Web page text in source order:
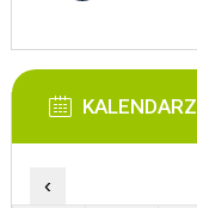
KALENDARZ
‹